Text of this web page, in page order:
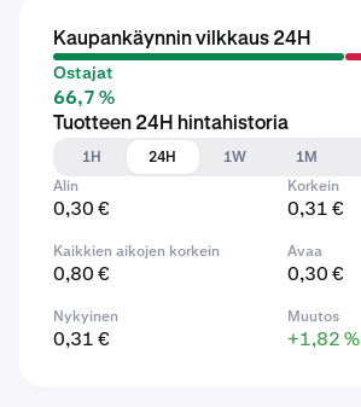
Kaupankäynnin vilkkaus 24H
Ostajat
66,7 %
Tuotteen 24H hintahistoria
1H
24H 1W 1M
Alin
0,30 €
Korkein
0,31 €
Kaikkien aikojen korkein
0,80 €
Avaa
0,30 €
Nykyinen
0,31 €
Muutos
+1,82 %